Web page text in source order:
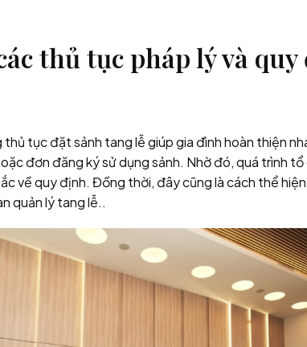
thủ tục pháp lý và
tục đặt sảnh tang lễ giúp gia đình hoàn thiện
đơn đăng ký sử dụng sảnh. Nhờ đó, quá trình tổ
về quy định. Đồng thời, đây cũng là cách thể
quản lý tang lễ..